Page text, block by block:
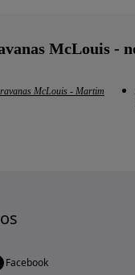
McLouis -
McLouis - Martim
Facebook